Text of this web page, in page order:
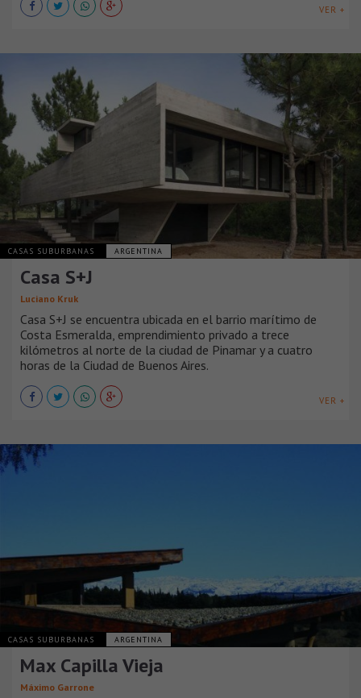
VER +
CASAS SUBURBANAS ARGENTINA
Casa S+J
Luciano Kruk
Casa S+J se encuentra ubicada en el barrio marítimo de
Costa Esmeralda, emprendimiento privado a trece
kilómetros al norte de la ciudad de Pinamar y a cuatro
horas de la Ciudad de Buenos Aires.
VER +
CASAS SUBURBANAS ARGENTINA
Max Capilla Vieja
Máximo Garrone